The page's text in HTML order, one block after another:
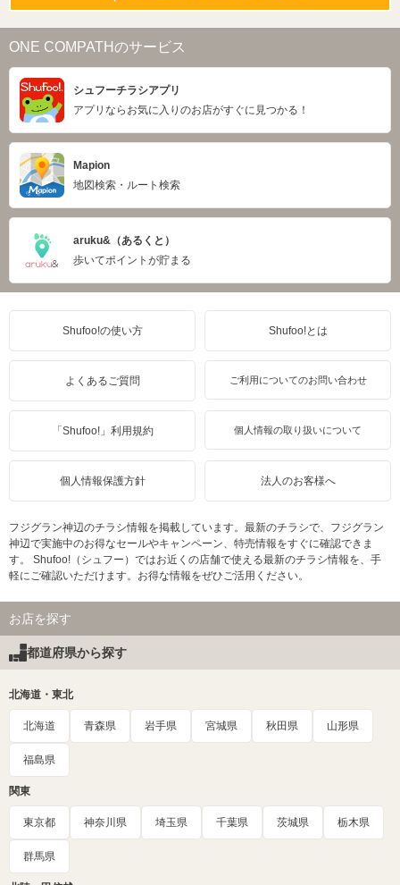
ONE COMPATHのサービス
シュフーチラシアプリ
アプリならお気に入りのお店がすぐに見つかる！
Mapion
地図検索・ルート検索
aruku&（あるくと）
歩いてポイントが貯まる
Shufoo!の使い方 Shufoo!とは
よくあるご質問 ご利用についてのお問い合わせ
「Shufoo!」利用規約 個人情報の取り扱いについて
個人情報保護方針 法人のお客様へ
フジグラン神辺のチラシ情報を掲載しています。最新のチラシで、フジグラン
神辺で実施中のお得なセールやキャンペーン、特売情報をすぐに確認できま
す。 Shufoo!（シュフー）ではお近くの店舗で使える最新のチラシ情報を、手
軽にご確認いただけます。お得な情報をぜひご活用ください。
お店を探す
都道府県から探す
北海道・東北
北海道 青森県 岩手県 宮城県 秋田県 山形県
福島県
関東
東京都 神奈川県 埼玉県 千葉県 茨城県 栃木県
群馬県